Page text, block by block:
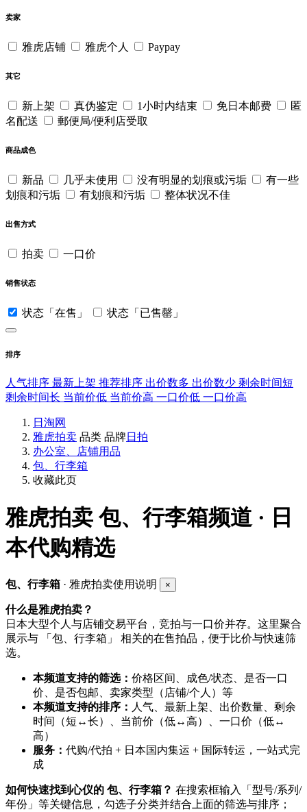
卖家
雅虎店铺 雅虎个人 Paypay
其它
新上架 真伪鉴定 1小时内结束 免日本邮费
匿
名配送
郵便局/便利店受取
商品成色
新品 几乎未使用 没有明显的划痕或污垢
有一些
划痕和污垢
有划痕和污垢 整体状况不佳
出售方式
拍卖 一口价
销售状态
状态「在售」 状态「已售罄」
排序
人气排序 最新上架 推荐排序 出价数多 出价数少 剩余时间短
剩余时间长 当前价低 当前价高 一口价低 一口价高
日淘网
雅虎拍卖 品类 品牌日拍
办公室、店铺用品
包、行李箱
收藏此页
雅虎拍卖 包、行李箱频道 · 日
本代购精选
包、行李箱 · 雅虎拍卖使用说明 ×
什么是雅虎拍卖？
日本大型个人与店铺交易平台，竞拍与一口价并存。这里聚合
展示与 「包、行李箱」 相关的在售拍品，便于比价与快速筛
选。
本频道支持的筛选： 价格区间、成色/状态、是否一口
价、是否包邮、卖家类型（店铺/个人）等
本频道支持的排序： 人气、最新上架、出价数量、剩余
时间（短↔长）、当前价（低↔高）、一口价（低↔
高）
服务： 代购/代拍 + 日本国内集运 + 国际转运，一站式完
成
如何快速找到心仪的 包、行李箱？ 在搜索框输入「型号/系列/
年份」等关键信息，勾选子分类并结合上面的筛选与排序；